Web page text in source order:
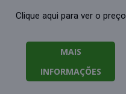
Clique aqui para ver o preço
MAIS
INFORMAÇÕES